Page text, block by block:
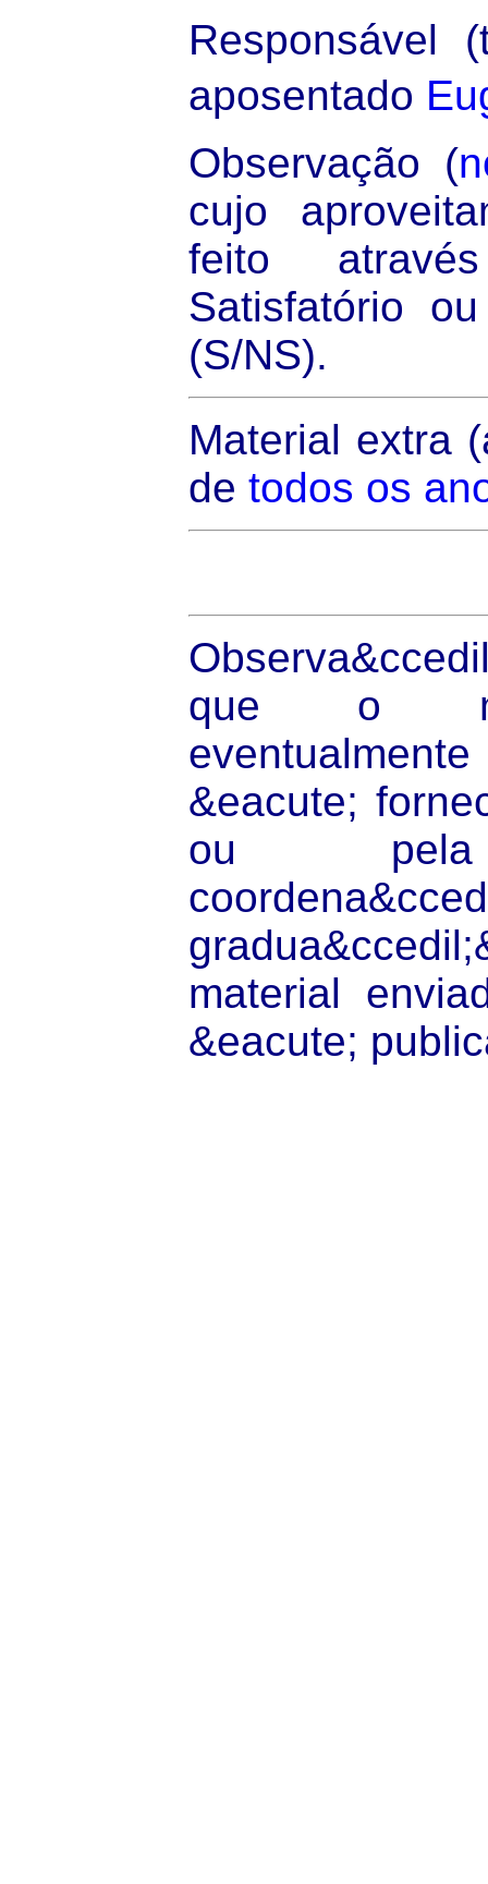
Responsável
aposentado
Observação (
cujo
feito
Satisfatório
(S/NS).
Material extra
de todos os
que o
&eacute;
ou pela
material
&eacute;